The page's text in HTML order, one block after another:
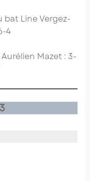
bat Line Vergez-
4
Mazet : 3-